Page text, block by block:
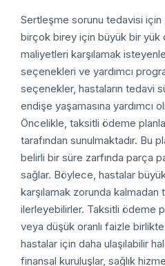
Sertleşme sorunu tedavisi
birçok birey için büyük bir yük
maliyetleri karşılamak
seçenekleri ve yardımcı
seçenekler, hastaların tedavi
endişe yaşamasına yardımcı
Öncelikle, taksitli ödeme
tarafından sunulmaktadır. Bu
belirli bir süre zarfında parça
sağlar. Böylece, hastalar
karşılamak zorunda
ilerleyebilirler. Taksitli ödeme
veya düşük oranlı faizle
hastalar için daha ulaşılabilir
finansal kuruluşlar, sağlık